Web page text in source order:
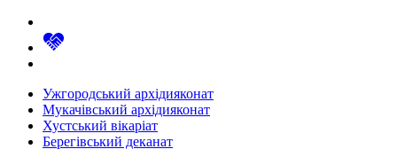
Ужгородський архідияконат
Мукачівський архідияконат
Хустський вікаріат
Берегівський деканат